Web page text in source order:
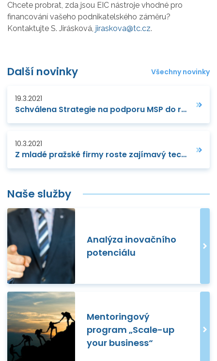
Chcete probrat, zda jsou EIC nástroje vhodné pro
financování vašeho podnikatelského záměru?
Kontaktujte S. Jirásková, jiraskova@tc.cz.
Další novinky Všechny novinky
19.3.2021
Schválena Strategie na podporu MSP do roku 2027
10.3.2021
Z mladé pražské firmy roste zajímavý technologický leader
Naše služby
Analýza inovačního
potenciálu
Mentoringový
program „Scale-up
your business“